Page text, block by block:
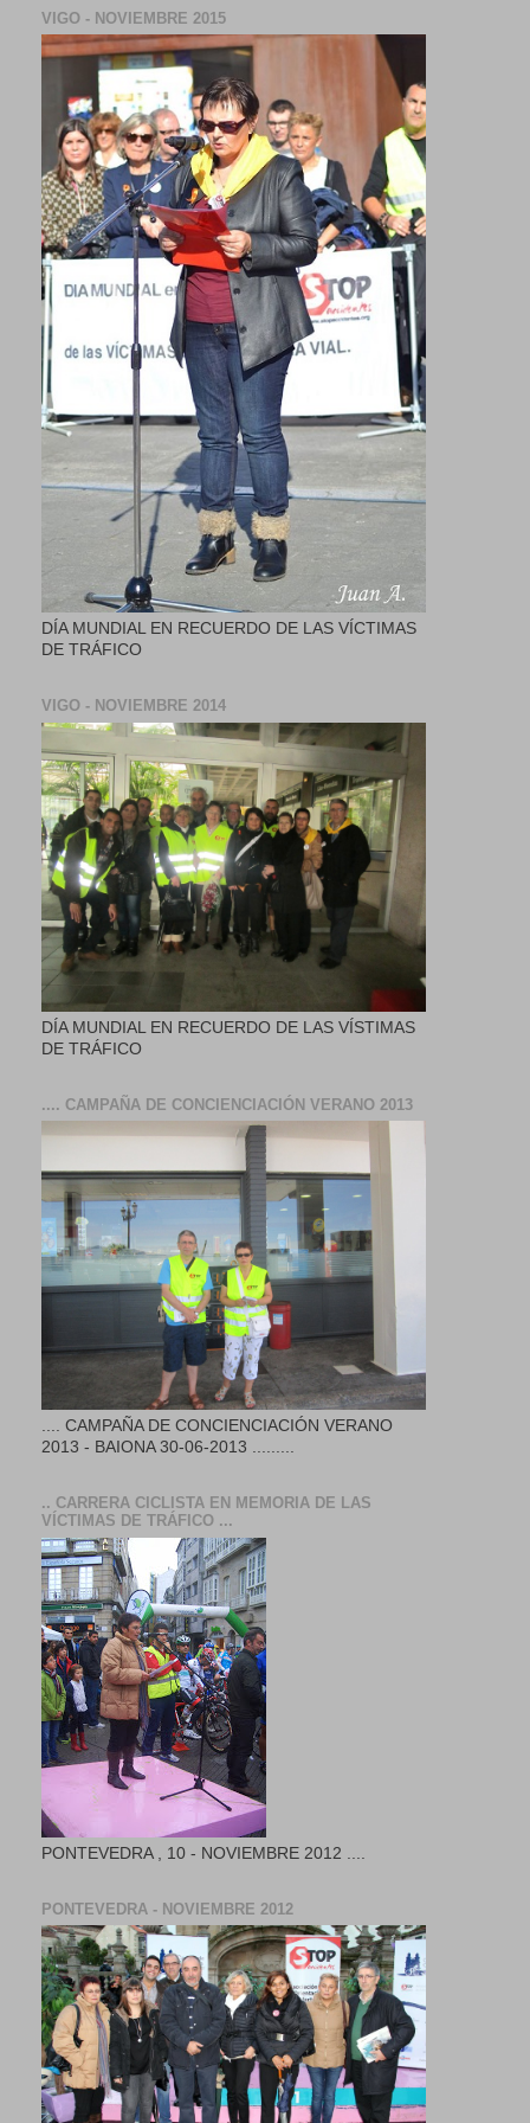
VIGO - NOVIEMBRE 2015
DÍA MUNDIAL EN RECUERDO DE LAS VÍCTIMAS
DE TRÁFICO
VIGO - NOVIEMBRE 2014
DÍA MUNDIAL EN RECUERDO DE LAS VÍSTIMAS
DE TRÁFICO
.... CAMPAÑA DE CONCIENCIACIÓN VERANO 2013
.... CAMPAÑA DE CONCIENCIACIÓN VERANO
2013 - BAIONA 30-06-2013 .........
.. CARRERA CICLISTA EN MEMORIA DE LAS
VÍCTIMAS DE TRÁFICO ...
PONTEVEDRA , 10 - NOVIEMBRE 2012 ....
PONTEVEDRA - NOVIEMBRE 2012